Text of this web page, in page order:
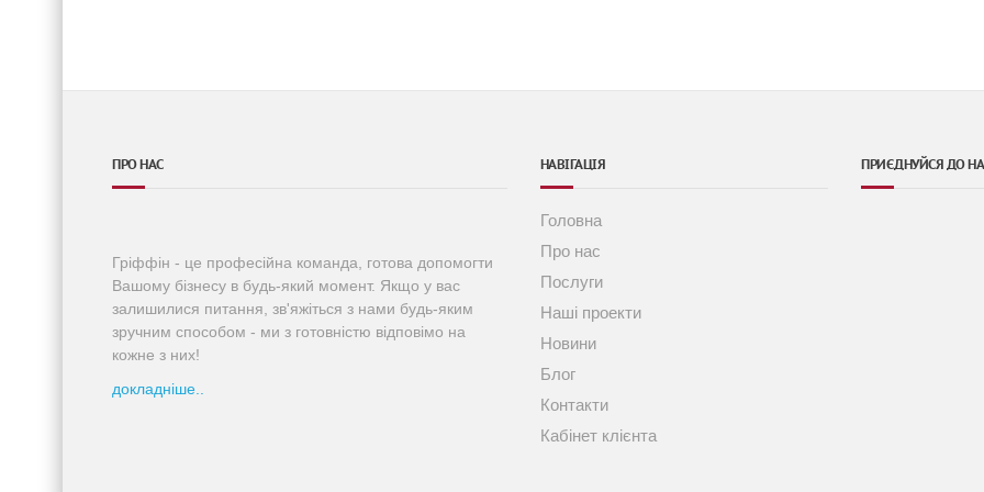
ПРО НАС
Гріффін - це професійна команда, готова допомогти
Вашому бізнесу в будь-який момент. Якщо у вас
залишилися питання, зв'яжіться з нами будь-яким
зручним способом - ми з готовністю відповімо на
кожне з них!
докладніше..
НАВІГАЦІЯ
Головна
Про нас
Послуги
Наші проекти
Новини
Блог
Контакти
Кабінет клієнта
ПРИЄДНУЙСЯ ДО